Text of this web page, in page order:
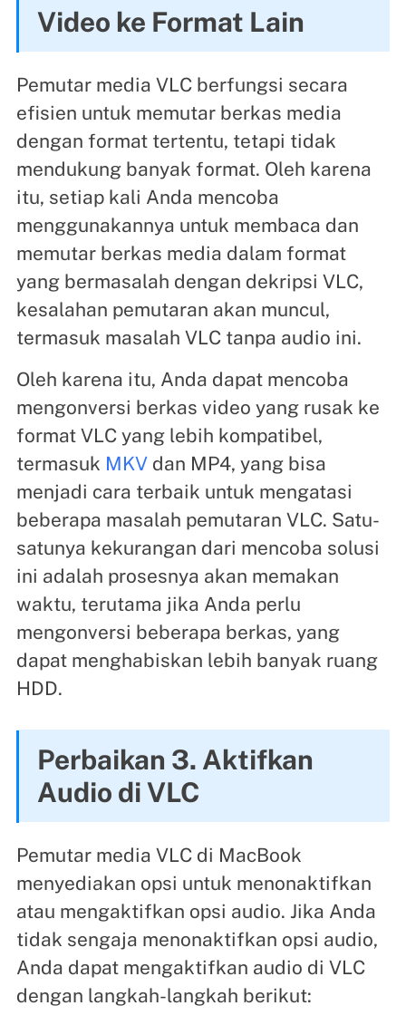
Video ke Format Lain
Pemutar media VLC berfungsi secara
efisien untuk memutar berkas media
dengan format tertentu, tetapi tidak
mendukung banyak format. Oleh karena
itu, setiap kali Anda mencoba
menggunakannya untuk membaca dan
memutar berkas media dalam format
yang bermasalah dengan dekripsi VLC,
kesalahan pemutaran akan muncul,
termasuk masalah VLC tanpa audio ini.
Oleh karena itu, Anda dapat mencoba
mengonversi berkas video yang rusak ke
format VLC yang lebih kompatibel,
termasuk MKVdan MP4, yang bisa
menjadi cara terbaik untuk mengatasi
beberapa masalah pemutaran VLC. Satu-
satunya kekurangan dari mencoba solusi
ini adalah prosesnya akan memakan
waktu, terutama jika Anda perlu
mengonversi beberapa berkas, yang
dapat menghabiskan lebih banyak ruang
HDD.
Perbaikan 3. Aktifkan
Audio di VLC
Pemutar media VLC di MacBook
menyediakan opsi untuk menonaktifkan
atau mengaktifkan opsi audio. Jika Anda
tidak sengaja menonaktifkan opsi audio,
Anda dapat mengaktifkan audio di VLC
dengan langkah-langkah berikut: